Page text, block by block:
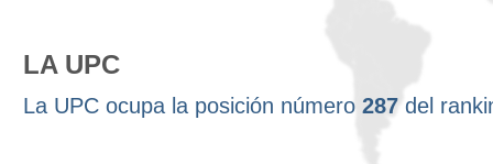
LA UPC
La UPC ocupa la posición número 287del